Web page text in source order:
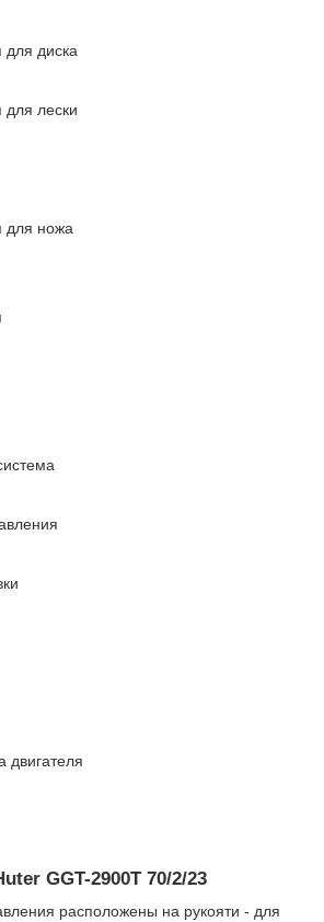
диска
лески
для ножа
двигателя
GGT-2900T 70/2/23
расположены на рукояти - для